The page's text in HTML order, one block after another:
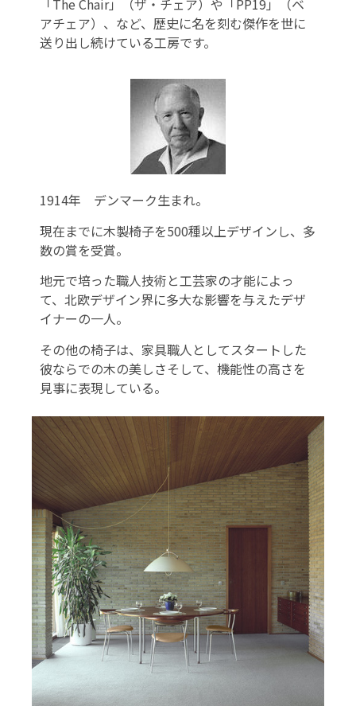
「The Chair」（ザ・チェア）や「PP19」（ベ
アチェア）、など、歴史に名を刻む傑作を世に
送り出し続けている工房です。
1914年 デンマーク生まれ。
現在までに木製椅子を500種以上デザインし、多
数の賞を受賞。
地元で培った職人技術と工芸家の才能によっ
て、北欧デザイン界に多大な影響を与えたデザ
イナーの一人。
その他の椅子は、家具職人としてスタートした
彼ならでの木の美しさそして、機能性の高さを
見事に表現している。